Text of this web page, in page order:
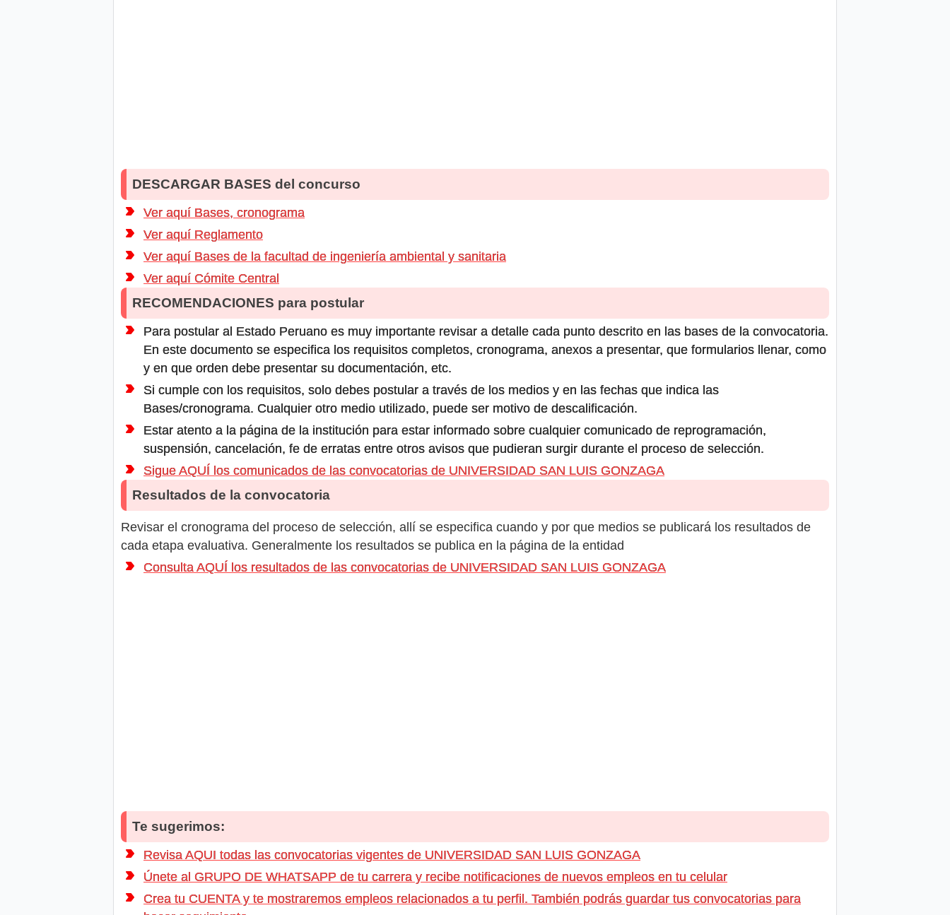
DESCARGAR BASES del concurso
Ver aquí Bases, cronograma
Ver aquí Reglamento
Ver aquí Bases de la facultad de ingeniería ambiental y sanitaria
Ver aquí Cómite Central
RECOMENDACIONES para postular
Para postular al Estado Peruano es muy importante revisar a detalle cada punto descrito en las bases de la convocatoria.
En este documento se especifica los requisitos completos, cronograma, anexos a presentar, que formularios llenar, como
y en que orden debe presentar su documentación, etc.
Si cumple con los requisitos, solo debes postular a través de los medios y en las fechas que indica las
Bases/cronograma. Cualquier otro medio utilizado, puede ser motivo de descalificación.
Estar atento a la página de la institución para estar informado sobre cualquier comunicado de reprogramación,
suspensión, cancelación, fe de erratas entre otros avisos que pudieran surgir durante el proceso de selección.
Sigue AQUÍ los comunicados de las convocatorias de UNIVERSIDAD SAN LUIS GONZAGA
Resultados de la convocatoria
Revisar el cronograma del proceso de selección, allí se especifica cuando y por que medios se publicará los resultados de
cada etapa evaluativa. Generalmente los resultados se publica en la página de la entidad
Consulta AQUÍ los resultados de las convocatorias de UNIVERSIDAD SAN LUIS GONZAGA
Te sugerimos:
Revisa AQUI todas las convocatorias vigentes de UNIVERSIDAD SAN LUIS GONZAGA
Únete al GRUPO DE WHATSAPP de tu carrera y recibe notificaciones de nuevos empleos en tu celular
Crea tu CUENTA y te mostraremos empleos relacionados a tu perfil. También podrás guardar tus convocatorias para